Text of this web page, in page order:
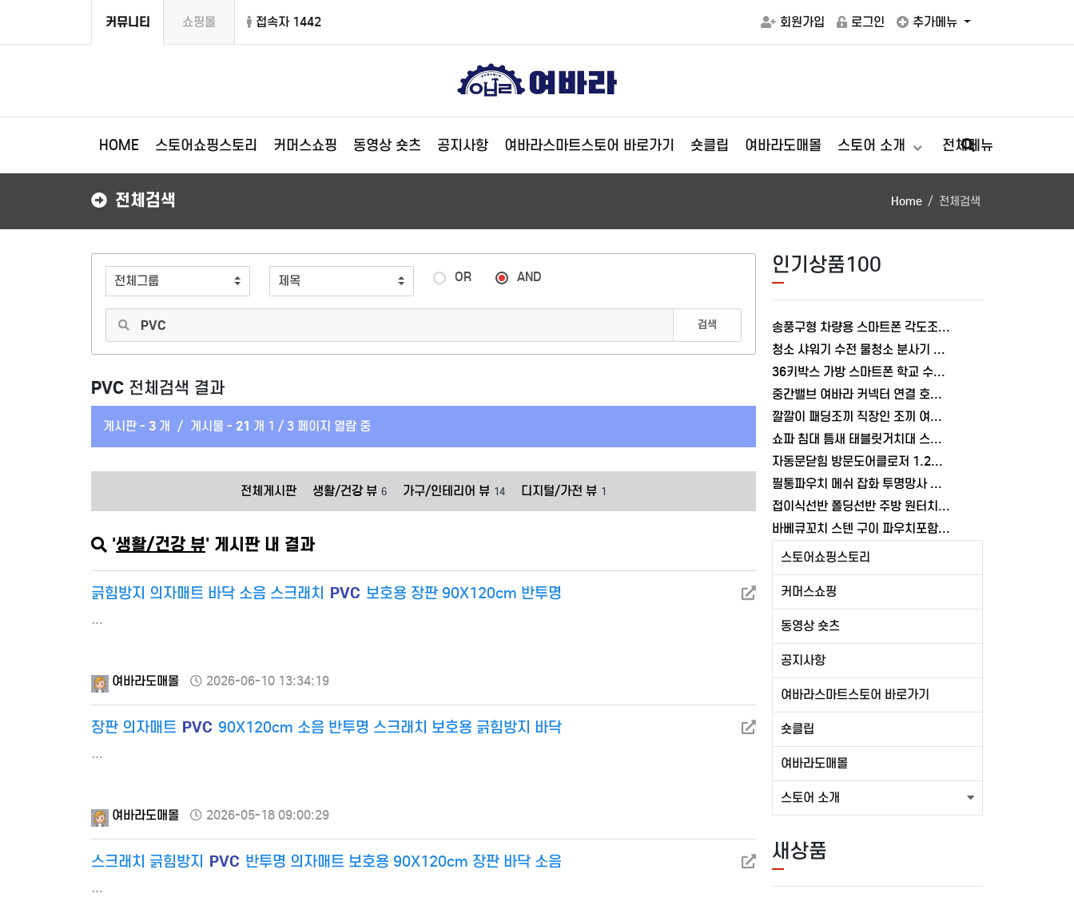
커뮤니티 쇼핑몰 접속자 1442 회원가입 로그인 추가메뉴
HOME 스토어쇼핑스토리 커머스쇼핑 동영상 숏츠 공지사항 여바라스마트스토어 바로가기 숏클립 여바라도매몰 스토어 소개 전체메뉴
전체검색 Home 전체검색
OR AND
검색
PVC 전체검색 결과
게시판 - 3 개 / 게시물 - 21 개 1 / 3 페이지 열람 중
전체게시판 생활/건강 뷰 6 가구/인테리어 뷰 14 디지털/가전 뷰 1
'생활/건강 뷰' 게시판 내 결과
긁힘방지 의자매트 바닥 소음 스크래치 PVC 보호용 장판 90X120cm 반투명
…
여바라도매몰 2026-06-10 13:34:19
장판 의자매트 PVC 90X120cm 소음 반투명 스크래치 보호용 긁힘방지 바닥
…
여바라도매몰 2026-05-18 09:00:29
스크래치 긁힘방지 PVC 반투명 의자매트 보호용 90X120cm 장판 바닥 소음
…
인기상품100
송풍구형 차량용 스마트폰 각도조절 충전거치대 폴드거치대 여바라
청소 샤워기 수전 물청소 분사기 베란다 미니건 욕실 변기 세트 여바라
36키박스 가방 스마트폰 학교 수거함 보관함 케이스 휴대폰 학원 여바라
중간밸브 여바라 커넥터 연결 호스 배관 물호스 원터치 부속 잠금 어댑터
깔깔이 패딩조끼 직장인 조끼 여바라 보온 남녀공용 얇은 패딩 정장 경량
쇼파 침대 틈새 태블릿거치대 스탠드 핸드폰거치대 360도 회전 각도조절
자동문닫힘 방문도어클로저 1.2mm 무타공 와이어 미닫이 슬라이딩 열림방지 중문
필통파우치 메쉬 잡화 투명망사 심플 화장품 여바라
접이식선반 폴딩선반 주방 원터치 여바라 4단, 이동식 베란다 팬트리 72x34x126.5cm, 수납 블랙
바베큐꼬치 스텐 구이 파우치포함 양꼬치 쇠꼬챙이 보관 캠핑 세트 10개
스토어쇼핑스토리
커머스쇼핑
동영상 숏츠
공지사항
여바라스마트스토어 바로가기
숏클립
여바라도매몰
스토어 소개
새상품